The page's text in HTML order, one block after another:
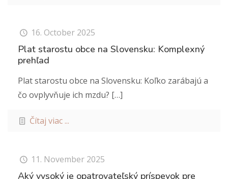
16. October 2025
Plat starostu obce na Slovensku: Komplexný
prehľad
Plat starostu obce na Slovensku: Koľko zarábajú a
čo ovplyvňuje ich mzdu? […]
Čítaj viac ...
11. November 2025
Aký vysoký je opatrovateľský príspevok pre